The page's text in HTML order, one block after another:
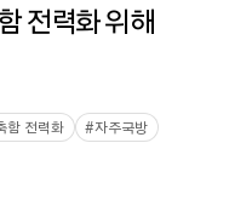
전력화 위해
함 전력화 #자주국방